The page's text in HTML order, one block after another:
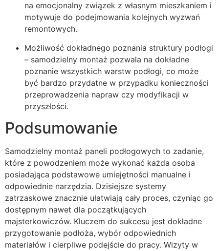
na emocjonalny związek z własnym mieszkaniem i
motywuje do podejmowania kolejnych wyzwań
remontowych.
Możliwość dokładnego poznania struktury podłogi
– samodzielny montaż pozwala na dokładne
poznanie wszystkich warstw podłogi, co może
być bardzo przydatne w przypadku konieczności
przeprowadzenia napraw czy modyfikacji w
przyszłości.
Podsumowanie
Samodzielny montaż paneli podłogowych to zadanie,
które z powodzeniem może wykonać każda osoba
posiadająca podstawowe umiejętności manualne i
odpowiednie narzędzia. Dzisiejsze systemy
zatrzaskowe znacznie ułatwiają cały proces, czyniąc go
dostępnym nawet dla początkujących
majsterkowiczów. Kluczem do sukcesu jest dokładne
przygotowanie podłoża, wybór odpowiednich
materiałów i cierpliwe podejście do pracy. Wizyty w